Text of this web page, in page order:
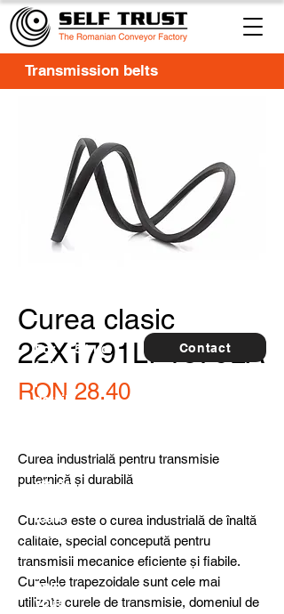
Curea clasic
22X1791LI-1879LA
RON 28.40Price
Curea industrială pentru transmisie
puternică și durabilă
Cureaua este o curea industrială de înaltă
calitate, special concepută pentru
transmisii mecanice eficiente și fiabile.
Curelele trapezoidale sunt cele mai
utilizate curele de transmisie, domeniul de
Transmission belts
Contact
For
furthe
r
detail
produ
cts or
ltancy
we are
here
to
help
you!
5 buc.